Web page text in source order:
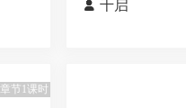
 千启
节1课时